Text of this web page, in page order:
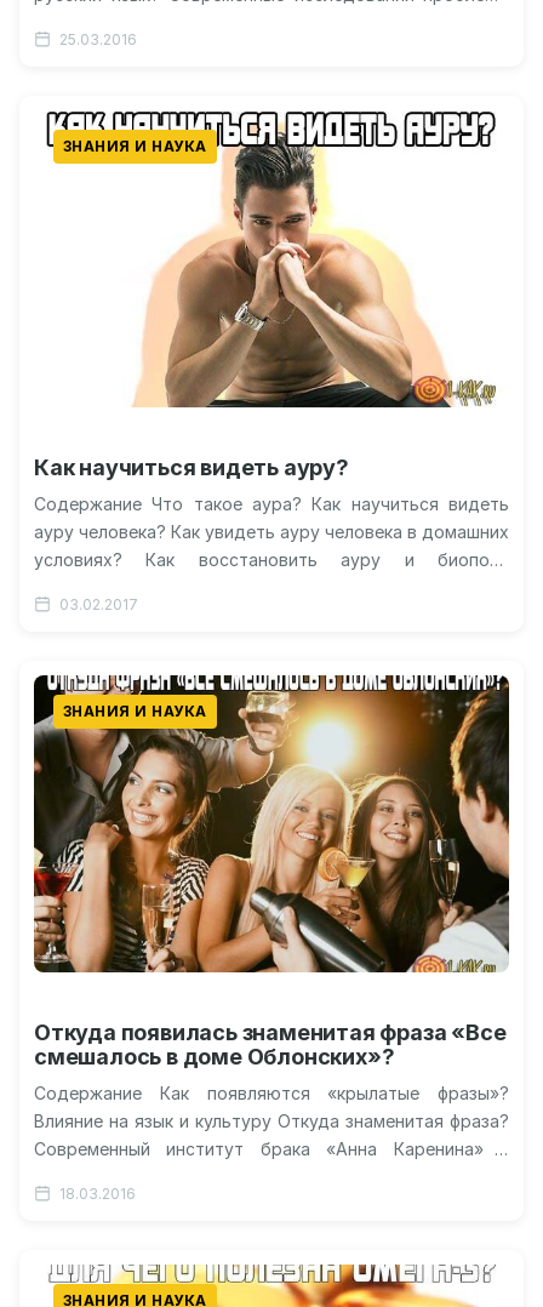
русских Кто такие…
25.03.2016
ЗНАНИЯ И НАУКА
Как научиться видеть ауру?
Содержание Что такое аура? Как научиться видеть
ауру человека? Как увидеть ауру человека в домашних
условиях? Как восстановить ауру и биополе
03.02.2017
ЗНАНИЯ И НАУКА
Откуда появилась знаменитая фраза «Все
смешалось в доме Облонских»?
Содержание Как появляются «крылатые фразы»?
Влияние на язык и культуру Откуда знаменитая фраза?
Современный институт брака «Анна Каренина» и
легендарной…
18.03.2016
ЗНАНИЯ И НАУКА